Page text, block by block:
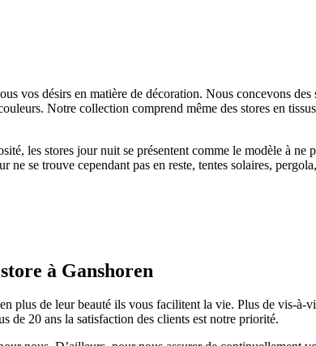
vos désirs en matière de décoration. Nous concevons
Notre collection comprend même des stores en
les stores jour nuit se présentent comme le modèle à
ne se trouve cependant pas en reste, tentes solaires,
à Ganshoren
plus de leur beauté ils vous facilitent la vie. Plus de vis-
de 20 ans la satisfaction des clients est notre priorité.